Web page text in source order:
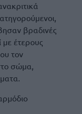
βραδινές
με έτερους
τον
σώμα,